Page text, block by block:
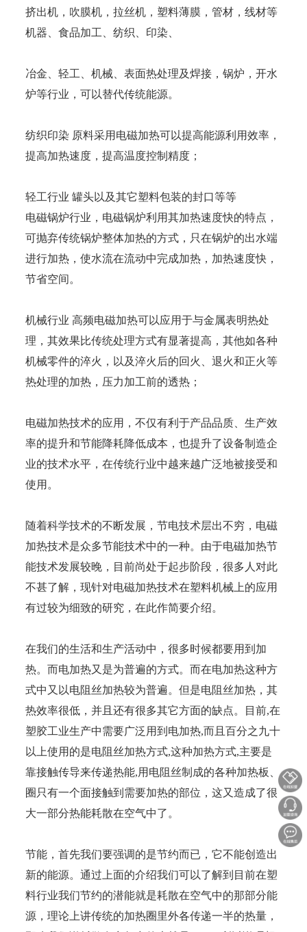
挤出机，吹膜机，拉丝机，塑料薄膜，管材，线材等
机器、食品加工、纺织、印染、
冶金、轻工、机械、表面热处理及焊接，锅炉，开水
炉等行业，可以替代传统能源。
纺织印染 原料采用电磁加热可以提高能源利用效率，
提高加热速度，提高温度控制精度；
轻工行业 罐头以及其它塑料包装的封口等等
电磁锅炉行业，电磁锅炉利用其加热速度快的特点，
可抛弃传统锅炉整体加热的方式，只在锅炉的出水端
进行加热，使水流在流动中完成加热，加热速度快，
节省空间。
机械行业 高频电磁加热可以应用于与金属表明热处
理，其效果比传统处理方式有显著提高，其他如各种
机械零件的淬火，以及淬火后的回火、退火和正火等
热处理的加热，压力加工前的透热；
电磁加热技术的应用，不仅有利于产品品质、生产效
率的提升和节能降耗降低成本，也提升了设备制造企
业的技术水平，在传统行业中越来越广泛地被接受和
使用。
随着科学技术的不断发展，节电技术层出不穷，电磁
加热技术是众多节能技术中的一种。由于电磁加热节
能技术发展较晚，目前尚处于起步阶段，很多人对此
不甚了解，现针对电磁加热技术在塑料机械上的应用
有过较为细致的研究，在此作简要介绍。
在我们的生活和生产活动中，很多时候都要用到加
热。而电加热又是为普遍的方式。而在电加热这种方
式中又以电阻丝加热较为普遍。但是电阻丝加热，其
热效率很低，并且还有很多其它方面的缺点。目前,在
塑胶工业生产中需要广泛用到电加热,而且百分之九十
以上使用的是电阻丝加热方式,这种加热方式,主要是
靠接触传导来传递热能,用电阻丝制成的各种加热板、
圈只有一个面接触到需要加热的部位，这又造成了很
大一部分热能耗散在空气中了。
节能，首先我们要强调的是节约而已，它不能创造出
新的能源。通过上面的介绍我们可以了解到目前在塑
料行业我们节约的潜能就是耗散在空气中的那部分能
源，理论上讲传统的加热圈里外各传递一半的热量，